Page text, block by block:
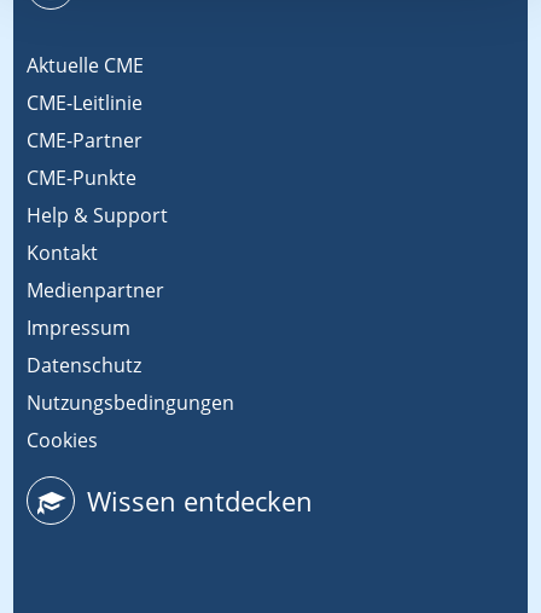
Aktuelle CME
CME-Leitlinie
CME-Partner
CME-Punkte
Help & Support
Kontakt
Medienpartner
Impressum
Datenschutz
Nutzungsbedingungen
Cookies
Wissen entdecken